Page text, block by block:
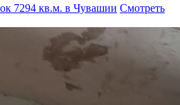
7294 кв.м. в Чувашии Смотреть